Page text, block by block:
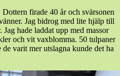
Dottern firade 40 år och svärsonen
Jag bidrog med lite hjälp till
hade laddat upp med massor
och vit vaxblomma. 50 tulpaner
varit mer utslagna kunde det ha